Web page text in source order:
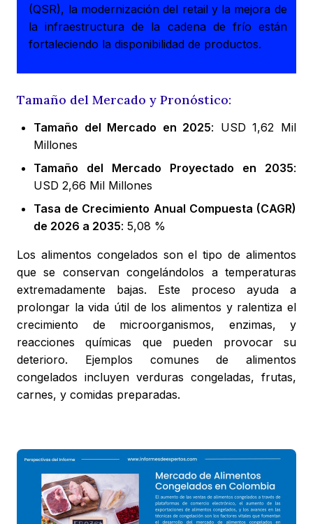
(QSR), la modernización del retail y la mejora de
la infraestructura de la cadena de frío están
fortaleciendo la disponibilidad de productos.
Tamaño del Mercado y Pronóstico:
Tamaño del Mercado en 2025: USD 1,62 Mil
Millones
Tamaño del Mercado Proyectado en 2035:
USD 2,66 Mil Millones
Tasa de Crecimiento Anual Compuesta (CAGR)
de 2026 a 2035: 5,08 %
Los alimentos congelados son el tipo de alimentos
que se conservan congelándolos a temperaturas
extremadamente bajas. Este proceso ayuda a
prolongar la vida útil de los alimentos y ralentiza el
crecimiento de microorganismos, enzimas, y
reacciones químicas que pueden provocar su
deterioro. Ejemplos comunes de alimentos
congelados incluyen verduras congeladas, frutas,
carnes, y comidas preparadas.